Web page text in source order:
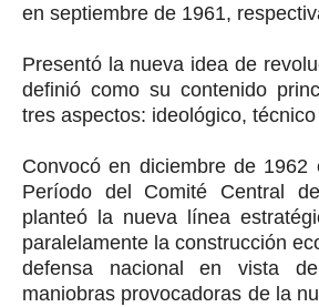
en septiembre de 1961,
Presentó la nueva idea de
definió como su contenido
tres aspectos: ideológico,
Convocó en diciembre de
Período del Comité Central
planteó la nueva línea
paralelamente la construcción
defensa nacional en vista
maniobras provocadoras de la